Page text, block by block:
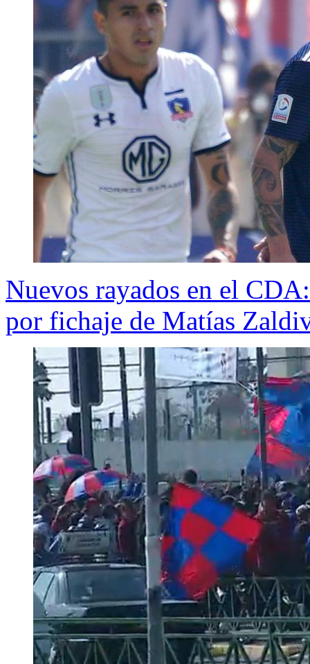
Nuevos rayados en el
por fichaje de Matías